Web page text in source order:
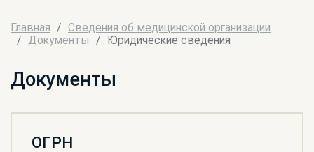
Главная
Сведения об медицинской организации
Документы
Юридические сведения
Документы
ОГРН